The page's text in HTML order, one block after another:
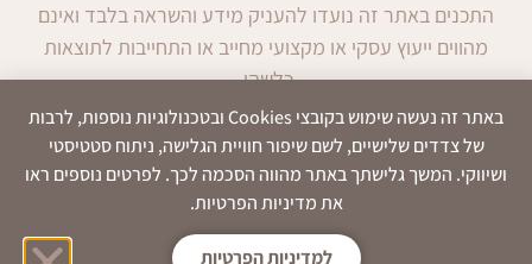
התכנים באתר זה נועדו להעניק מידע והשראה בלבד ואינם
מהווים ייעוץ עסקי או מקצועי מחייב או התחייבות לתוצאות
כלשהן.
השימוש במידע הינו באחריות המשתמש בלבד.
תנאי
באתר זה נעשה שימוש בקובצי Cookies ובטכנולוגיות נוספות, לרבות
של צדדים שלישיים, לשם שיפור חוויית הגלישה, ניתוח סטטיסטי
ושיווקי. המשך גלישתך באתר מהווה הסכמה לכך. לפרטים נוספים ראו
את מדיניות הפרטיות.
למדיניות הפרטיות